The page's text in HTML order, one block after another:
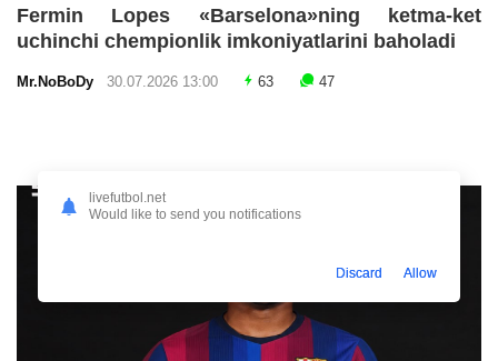
Fermin Lopes «Barselona»ning ketma-ket
uchinchi chempionlik imkoniyatlarini baholadi
Mr.NoBoDy 30.07.2026 13:00 63 47
livefutbol.net
Would like to send you notifications
Discard Allow